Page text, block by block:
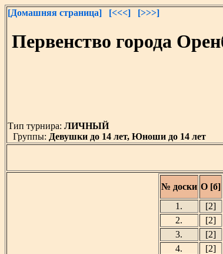
[Домашняя страница] [<<<] [>>>]
Первенство города
Тип турнира: ЛИЧНЫЙ
Группы: Девушки до 14 лет, Юноши до 14 лет
№ доски О [б]
1.
[2]
2.
[2]
3.
[2]
4.
[2]